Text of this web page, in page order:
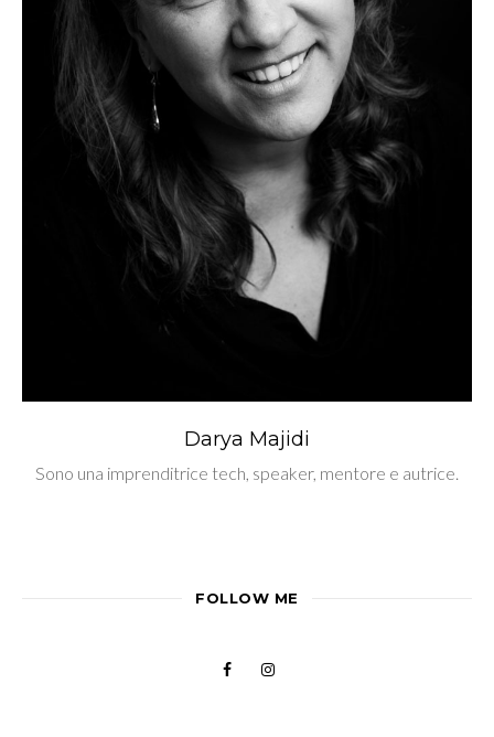
Darya Majidi
Sono una imprenditrice tech, speaker, mentore e autrice.
FOLLOW ME